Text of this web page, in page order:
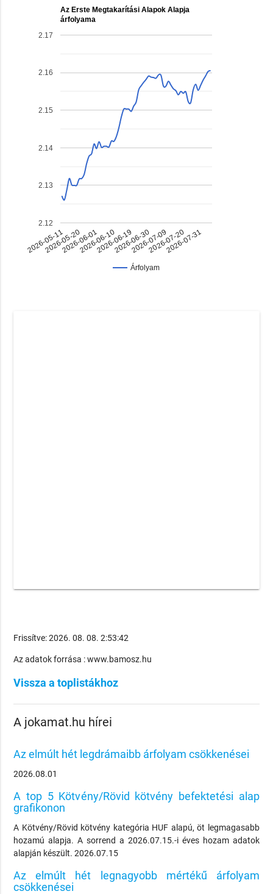
Az Erste Megtakarítási Alapok Alapja
árfolyama
Árfolyam
2026-05-11
2026-05-20
2026-06-01
2026-06-10
2026-06-19
2026-06-30
2026-07-09
2026-07-20
2026-07-31
2.12
2.13
2.14
2.15
2.16
2.17
Frissítve: 2026. 08. 08. 2:53:42
Az adatok forrása : www.bamosz.hu
Vissza a toplistákhoz
A jokamat.hu hírei
Az elmúlt hét legdrámaibb árfolyam csökkenései
2026.08.01
A top 5 Kötvény/Rövid kötvény befektetési alap
grafikonon
A Kötvény/Rövid kötvény kategória HUF alapú, öt legmagasabb
hozamú alapja. A sorrend a 2026.07.15.-i éves hozam adatok
alapján készült. 2026.07.15
Az elmúlt hét legnagyobb mértékű árfolyam
csökkenései